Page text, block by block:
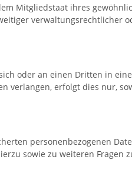
Mitgliedstaat ihres
verwaltungsrechtlicher
oder an einen Dritten in
verlangen, erfolgt dies nur,
personenbezogenen
sowie zu weiteren Fragen